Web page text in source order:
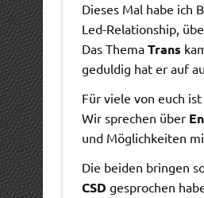
Dieses Mal habe ich
Led-Relationship,
Das Thema Trans
geduldig hat er auf
Für viele von euch
Wir sprechen über
und Möglichkeiten
Die beiden bringen
CSD gesprochen